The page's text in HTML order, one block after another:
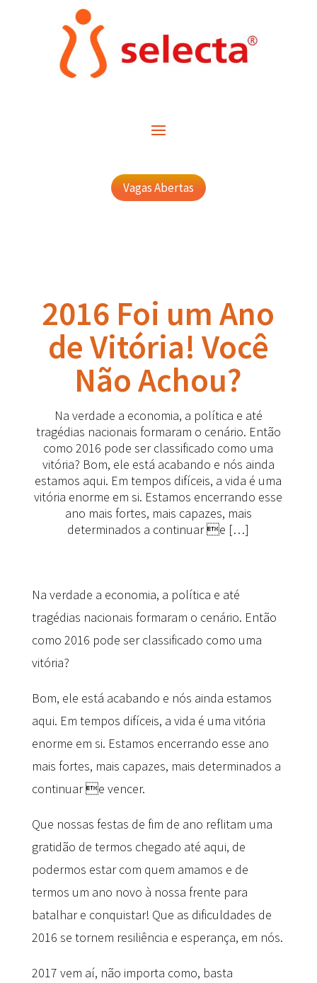
Vagas Abertas
2016 Foi um Ano
de Vitória! Você
Não Achou?
Na verdade a economia, a política e até
tragédias nacionais formaram o cenário. Então
como 2016 pode ser classificado como uma
vitória? Bom, ele está acabando e nós ainda
estamos aqui. Em tempos difíceis, a vida é uma
vitória enorme em si. Estamos encerrando esse
ano mais fortes, mais capazes, mais
determinados a continuar e […]
Na verdade a economia, a política e até
tragédias nacionais formaram o cenário. Então
como 2016 pode ser classificado como uma
vitória?
Bom, ele está acabando e nós ainda estamos
aqui. Em tempos difíceis, a vida é uma vitória
enorme em si. Estamos encerrando esse ano
mais fortes, mais capazes, mais determinados a
continuar e vencer.
Que nossas festas de fim de ano reflitam uma
gratidão de termos chegado até aqui, de
podermos estar com quem amamos e de
termos um ano novo à nossa frente para
batalhar e conquistar! Que as dificuldades de
2016 se tornem resiliência e esperança, em nós.
2017 vem aí, não importa como, basta